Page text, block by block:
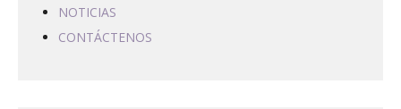
NOTICIAS
CONTÁCTENOS